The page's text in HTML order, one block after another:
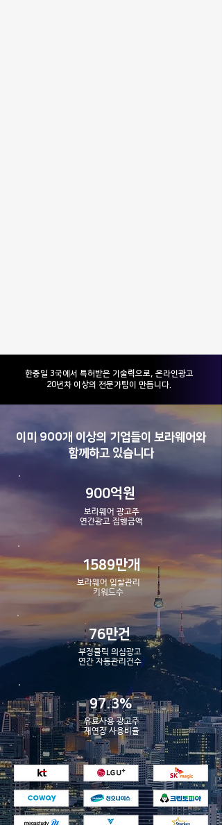
​한중일 3국에서 특허받은 기술력으로, 온라인광고
20년차 이상의 전문가팀이 만듭니다.
이미 900개 이상의 기업들이 보라웨어와
함께하고 있습니다
900억원
보라웨어 광고주
​연간광고 집행금액
1589만개
보라웨어 입찰관리
​키워드수
76만건
부정클릭 의심광고
​연간 자동관리건수
97.3%
유료사용 광고주
​재연장 사용비율